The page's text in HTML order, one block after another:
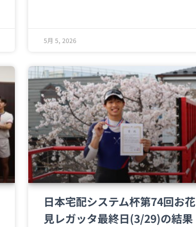
5月 5, 2026
日本宅配システム杯第74回お花
見レガッタ最終日(3/29)の結果